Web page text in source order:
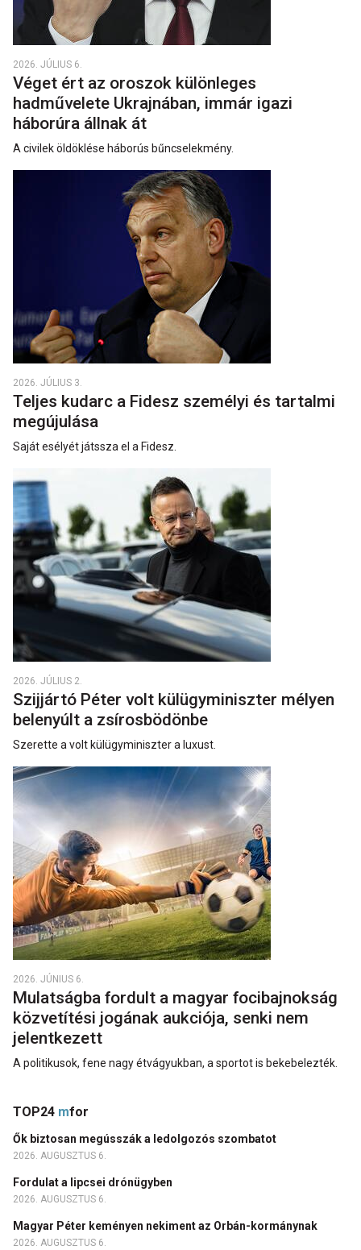
2026. JÚLIUS 6.
Véget ért az oroszok különleges
hadművelete Ukrajnában, immár igazi
háborúra állnak át
A civilek öldöklése háborús bűncselekmény.
2026. JÚLIUS 3.
Teljes kudarc a Fidesz személyi és tartalmi
megújulása
Saját esélyét játssza el a Fidesz.
2026. JÚLIUS 2.
Szijjártó Péter volt külügyminiszter mélyen
belenyúlt a zsírosbödönbe
Szerette a volt külügyminiszter a luxust.
2026. JÚNIUS 6.
Mulatságba fordult a magyar focibajnokság
közvetítési jogának aukciója, senki nem
jelentkezett
A politikusok, fene nagy étvágyukban, a sportot is bekebelezték.
TOP24 mfor
Ők biztosan megússzák a ledolgozós szombatot
2026. AUGUSZTUS 6.
Fordulat a lipcsei drónügyben
2026. AUGUSZTUS 6.
Magyar Péter keményen nekiment az Orbán-kormánynak
2026. AUGUSZTUS 6.